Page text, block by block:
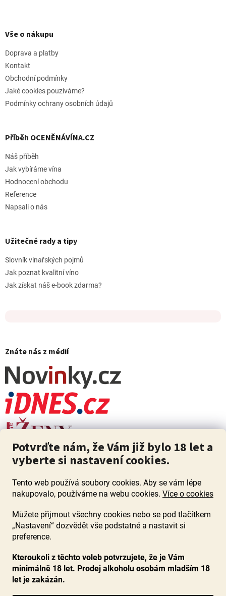
Potvrďte nám, že Vám již bylo 18 let a
vyberte si nastavení cookies.
Tento web používá soubory cookies. Aby se vám lépe
nakupovalo, používáme na webu cookies. Více o cookies
Můžete přijmout všechny cookies nebo se pod tlačítkem
„Nastavení“ dozvědět vše podstatné a nastavit si
preference.
Kteroukoli z těchto voleb potvrzujete, že je Vám
minimálně 18 let. Prodej alkoholu osobám mladším 18
let je zakázán.
pVše o nákupu
Doprava a platby
Kontakt
Obchodní podmínky
Jaké cookies pouzíváme?
Podmínky ochrany osobních údajů
Příběh OCENĚNÁVÍNA.CZ
Náš příběh
Jak vybíráme vína
Hodnocení obchodu
Reference
Napsali o nás
Užitečné rady a tipy
Slovník vinařských pojmů
Jak poznat kvalitní víno
Jak získat náš e-book zdarma?
Znáte nás z médií
ZÁKAZ PRODEJE ALKOHOLU OSOBÁM MLADŠÍM 18 LET. Pijte s
mírou i když pijete s Mírou.